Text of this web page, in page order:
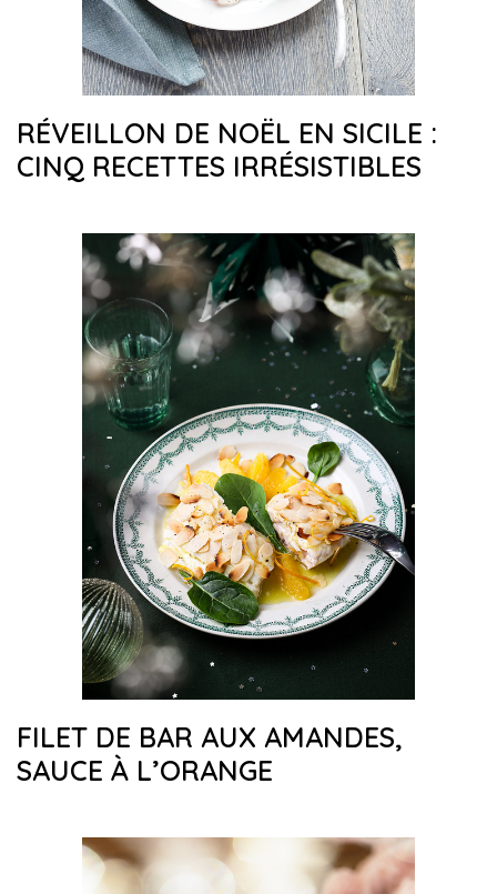
RÉVEILLON DE NOËL EN SICILE :
CINQ RECETTES IRRÉSISTIBLES
FILET DE BAR AUX AMANDES,
SAUCE À L’ORANGE